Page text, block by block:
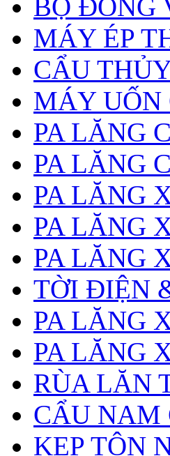
BỘ ĐÓNG
MÁY ÉP
CẨU
MÁY UỐN
PA LĂNG
PA LĂNG
PA LĂNG
PA LĂNG
PA LĂNG
TỜI ĐIỆN
PA LĂNG
PA LĂNG
RÙA LĂN
CẨU NAM
KẸP TÔN